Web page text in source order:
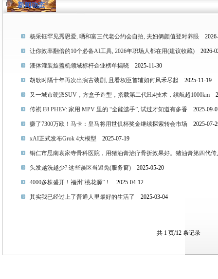
新闻动态
杨采钰罕见秀恩爱, 晒和富三代老公约会自拍, 夫妇俩颜值登对养眼
让你效率翻倍的10个必备AI工具, 2026年职场人都在用(建议收藏)2026-
液体灌装旋盖机领域标杆企业榜单揭晓2025-11-30
胡歌时隔十年再次出演古装剧, 且看权臣首辅如何风禾尽起 2025-11-19
又一城市硬派SUV，方盒子造型，搭载第二代Hi4技术，续航超1000km
传祺 E8 PHEV: 家用 MPV 里的 “全能选手”, 试过才知道有多香2025-09-
赚了7300万欧！马卡：皇马将用世俱杯奖金继续探索转会市场 2025-07-
xAI正式发布Grok 4大模型 2025-07-19
铜仁市思南袁家寺骨科医院，用猪油膏治疗骨折效果好。猪油膏第四代传
头发越洗越少? 这些误区当避免(服务窗)2025-05-20
4000多株盛开！福州“桃花源”！ 2025-04-12
其实我已经过上了普通人里最好的生活了 2025-03-04
共 1 页/12 条记录